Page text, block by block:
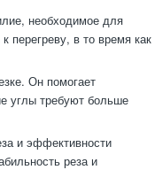
необходимое для
перегреву, в то время как
Он помогает
углы требуют больше
и эффективности
реза и